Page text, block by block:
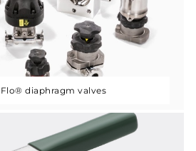
diaphragm valves